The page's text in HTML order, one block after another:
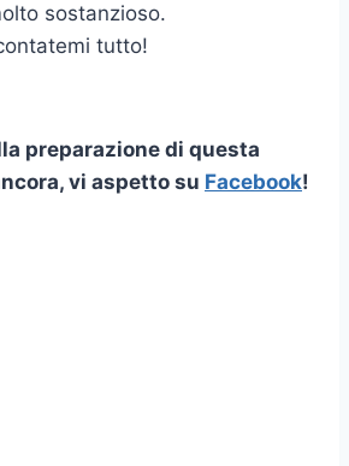
sostanzioso.
tutto!
preparazione di questa
vi aspetto su Facebook!